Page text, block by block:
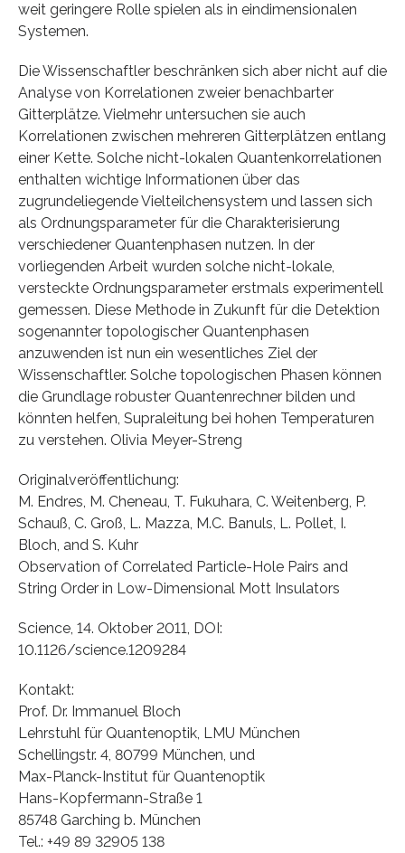
weit geringere Rolle spielen als in eindimensionalen
Systemen.
Die Wissenschaftler beschränken sich aber nicht auf die
Analyse von Korrelationen zweier benachbarter
Gitterplätze. Vielmehr untersuchen sie auch
Korrelationen zwischen mehreren Gitterplätzen entlang
einer Kette. Solche nicht-lokalen Quantenkorrelationen
enthalten wichtige Informationen über das
zugrundeliegende Vielteilchensystem und lassen sich
als Ordnungsparameter für die Charakterisierung
verschiedener Quantenphasen nutzen. In der
vorliegenden Arbeit wurden solche nicht-lokale,
versteckte Ordnungsparameter erstmals experimentell
gemessen. Diese Methode in Zukunft für die Detektion
sogenannter topologischer Quantenphasen
anzuwenden ist nun ein wesentliches Ziel der
Wissenschaftler. Solche topologischen Phasen können
die Grundlage robuster Quantenrechner bilden und
könnten helfen, Supraleitung bei hohen Temperaturen
zu verstehen. Olivia Meyer-Streng
Originalveröffentlichung:
M. Endres, M. Cheneau, T. Fukuhara, C. Weitenberg, P.
Schauß, C. Groß, L. Mazza, M.C. Banuls, L. Pollet, I.
Bloch, and S. Kuhr
Observation of Correlated Particle-Hole Pairs and
String Order in Low-Dimensional Mott Insulators
Science, 14. Oktober 2011, DOI:
10.1126/science.1209284
Kontakt:
Prof. Dr. Immanuel Bloch
Lehrstuhl für Quantenoptik, LMU München
Schellingstr. 4, 80799 München, und
Max-Planck-Institut für Quantenoptik
Hans-Kopfermann-Straße 1
85748 Garching b. München
Tel.: +49 89 32905 138